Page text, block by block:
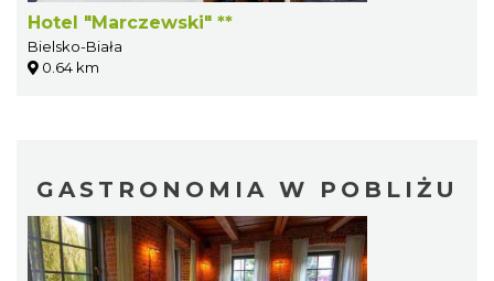
Hotel "Marczewski" **
Bielsko-Biała
0.64 km
GASTRONOMIA W POBLIŻU